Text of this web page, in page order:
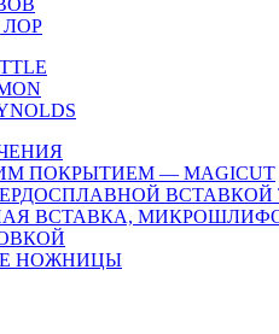
ПОКРЫТИЕМ — MAGICUT
ВСТАВКОЙ
ВСТАВКА,
НОЖНИЦЫ